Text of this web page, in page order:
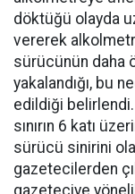
döktüğü olayda
vererek
sürücünün daha
yakalandığı, bu
edildiği
sınırın 6 katı
sürücü sinirini
gazetecilerden